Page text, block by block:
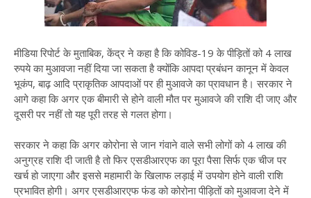
मीडिया रिपोर्ट के मुताबिक, केंद्र ने कहा है कि कोविड-19 के पीड़ितों को 4 लाख
रुपये का मुआवजा नहीं दिया जा सकता है क्योंकि आपदा प्रबंधन कानून में केवल
भूकंप, बाढ़ आदि प्राकृतिक आपदाओं पर ही मुआवजे का प्रावधान है। सरकार ने
आगे कहा कि अगर एक बीमारी से होने वाली मौत पर मुआवजे की राशि दी जाए और
दूसरी पर नहीं तो यह पूरी तरह से गलत होगा।
सरकार ने कहा कि अगर कोरोना से जान गंवाने वाले सभी लोगों को 4 लाख की
अनुग्रह राशि दी जाती है तो फिर एसडीआरएफ का पूरा पैसा सिर्फ एक चीज पर
खर्च हो जाएगा और इससे महामारी के खिलाफ लड़ाई में उपयोग होने वाली राशि
प्रभावित होगी। अगर एसडीआरएफ फंड को कोरोना पीड़ितों को मुआवजा देने में